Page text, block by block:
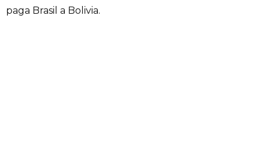
paga Brasil a Bolivia.